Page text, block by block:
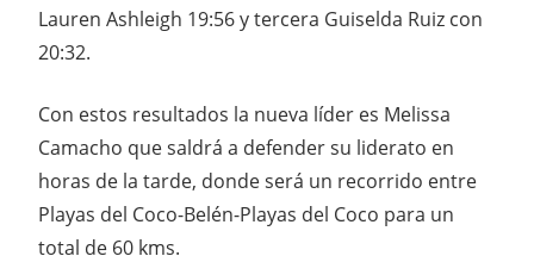
Lauren Ashleigh 19:56 y tercera Guiselda Ruiz con
20:32.
Con estos resultados la nueva líder es Melissa
Camacho que saldrá a defender su liderato en
horas de la tarde, donde será un recorrido entre
Playas del Coco-Belén-Playas del Coco para un
total de 60 kms.